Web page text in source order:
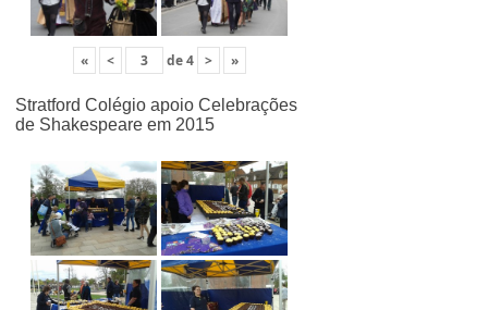
« < de4 > »
Stratford Colégio apoio Celebrações
de Shakespeare em 2015